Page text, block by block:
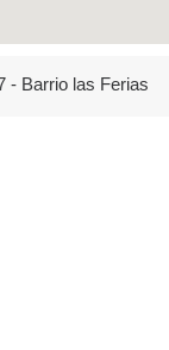
- Barrio las Ferias